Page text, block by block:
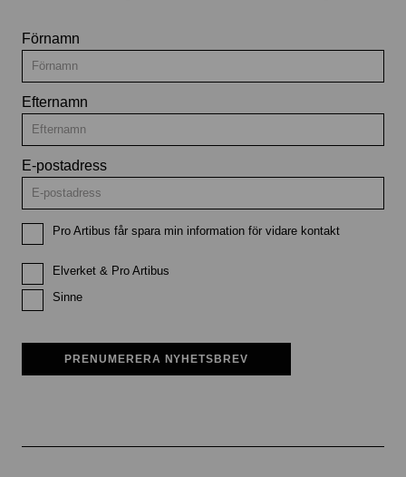
Förnamn
Efternamn
E-postadress
Pro Artibus får spara min information för vidare kontakt
Elverket & Pro Artibus
Sinne
PRENUMERERA NYHETSBREV